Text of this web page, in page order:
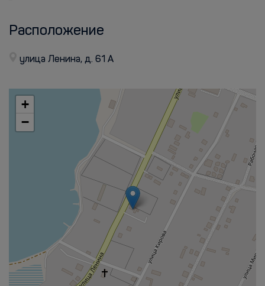
Расположение
улица Ленина, д. 61 А
+
−